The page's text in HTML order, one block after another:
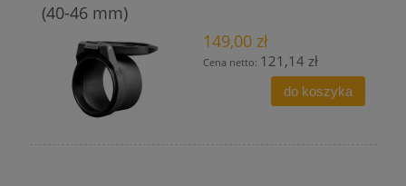
(40-46 mm)
149,00 zł
Cena netto: 121,14 zł
do koszyka